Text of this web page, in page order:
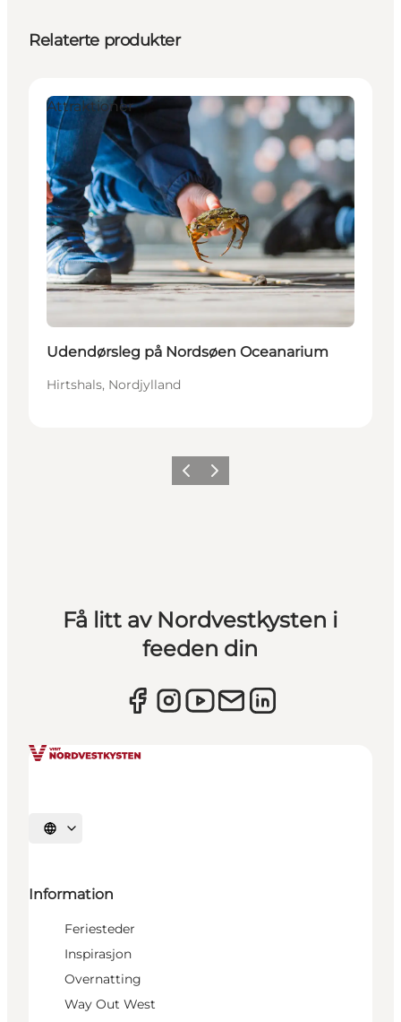
Relaterte produkter
Attraktioner
Udendørsleg på Nordsøen Oceanarium
Hirtshals, Nordjylland
ForrigeNeste
Få litt av Nordvestkysten i
feeden din
Velg språk
Information
Feriesteder
Inspirasjon
Overnatting
Way Out West